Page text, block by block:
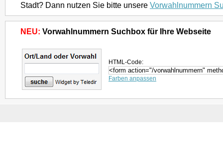
Stadt? Dann nutzen Sie bitte unsere Vorwahlnummern
NEU: Vorwahlnummern Suchbox für Ihre Webseite
HTML-Code:
Farben anpassen